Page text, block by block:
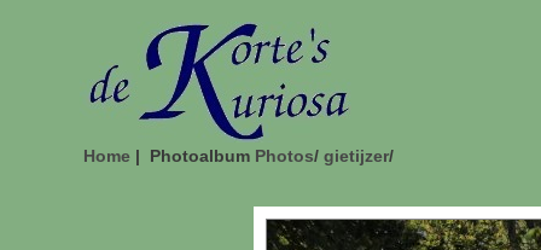
Home | Photoalbum Photos/ gietijzer/